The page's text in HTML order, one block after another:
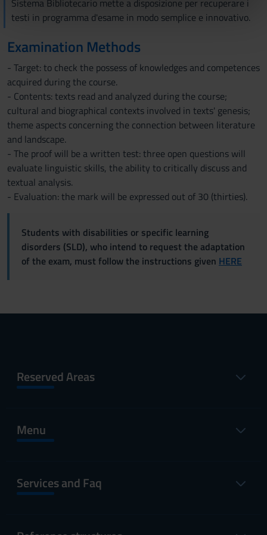
nostri partner che si occupano di analisi dei dati web,
pubblicità e social media, i quali potrebbero combinarle
con altre informazioni che hai fornito loro o che hanno
raccolto dal tuo utilizzo dei loro servizi.
Sistema Bibliotecario mette a disposizione per recuperare i
testi in programma d'esame in modo semplice e innovativo.
Examination Methods
- Target: to check the possess of knowledges and competences
acquired during the course.
- Contents: texts read and analyzed during the course;
cultural and biographical contexts involved in texts' genesis;
theme aspects concerning the connection between literature
and landscape.
- The proof will be a written test: three open questions will
evaluate linguistic skills, the ability to critically discuss and
textual analysis.
- Evaluation: the mark will be expressed out of 30 (thirties).
Students with disabilities or specific learning
disorders (SLD), who intend to request the adaptation
of the exam, must follow the instructions given HERE
Reserved Areas
Menu
Services and Faq